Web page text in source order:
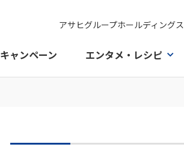
アサヒグループホールディングス
キャンペーン エンタメ・レシピ